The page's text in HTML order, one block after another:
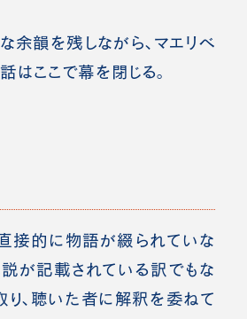
韻を残しながら、マエリベ
はここで幕を閉じる。
接的に物語が綴られていな
説が記載されている訳でもな
り、聴いた者に解釈を委ねて